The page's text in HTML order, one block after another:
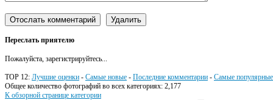
Переслать приятелю
Пожалуйста, зарегистрируйтесь...
TOP 12: Лучшие оценки - Самые новые - Последние комментарии - Самые популярные
Общее количество фотографий во всех категориях: 2,177
К обзорной странице категории